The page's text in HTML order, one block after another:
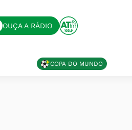
OUÇA A RÁDIO
COPA DO MUNDO